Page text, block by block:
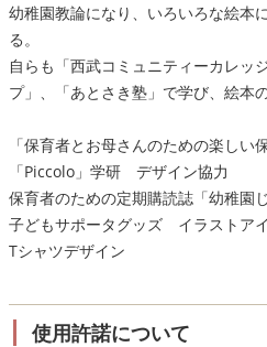
幼稚園教論になり、いろいろな絵本
る。
自らも「西武コミュニティーカレッ
プ」、「あとさき塾」で学び、絵本
「保育者とお母さんのための楽しい
「Piccolo」学研 デザイン協力
保育者のための定期購読誌「幼稚園
子どもサポータグッズ イラストア
Tシャツデザイン
使用許諾について